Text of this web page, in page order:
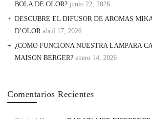
BOLA DE OLOR? junio 22, 2026
DESCUBRE EL DIFUSOR DE AROMAS
D’OLOR abril 17, 2026
¿COMO FUNCIONA NUESTRA LAMPARA
MAISON BERGER? enero 14, 2026
Comentarios Recientes